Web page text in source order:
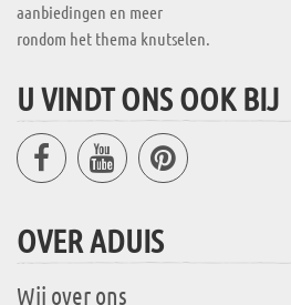
aanbiedingen en meer
rondom het thema knutselen.
U VINDT ONS OOK BIJ
OVER ADUIS
Wij over ons